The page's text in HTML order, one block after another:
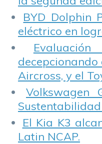
BYD Dolphin
eléctrico en
decepcionando
Aircross, y el
Volkswagen
Sustentabilidad
El Kia K3
Latin NCAP.